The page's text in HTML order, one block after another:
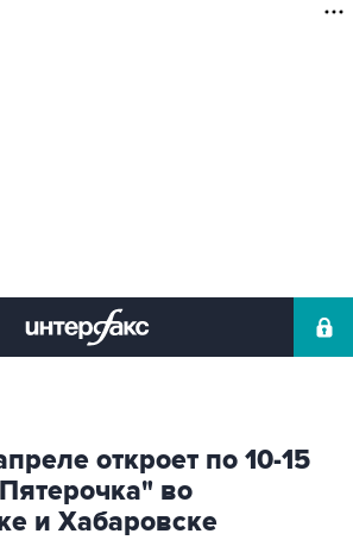
откроет по 10-15
во
и Хабаровске